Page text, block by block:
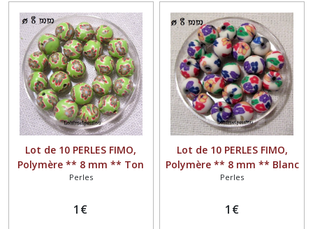
Lot de 10 PERLES FIMO,
Polymère ** 8 mm ** Ton
Jaune Vert - PF19
Perles
1 €
Lot de 10 PERLES FIMO,
Polymère ** 8 mm ** Blanc
Multicolore - PF17
Perles
1 €